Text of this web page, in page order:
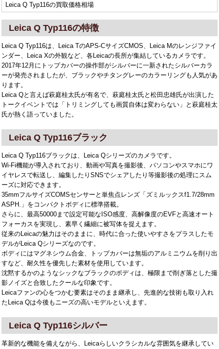
Leica Q Typ116の買取価格相場
Leica Q Typ116の特徴
Leica Q Typ116は、Leica TのAPS-CサイズCMOS、Leica Mのレンジファイ
ンダー、Leica Xの外観など、各Leicaの長所が集結しているカメラです。
2017年12月にトップカバーの操作部がシルバーに一新されたシルバーカラ
ーが発売されましたが、ブラックやチタングレーのカラーリングも人気があ
ります。
Leica Qと言えば萩庭桂太氏が有名で、萩庭桂太氏と松田忠雄氏が出演した
トークイベントでは「トリミングしても画質自体は変わらない」と萩庭桂太
氏が熱く語っていました。
Leica Q Typ116ブラック
Leica Q Typ116ブラックは、Leica Qシリーズのカメラです。
Wi-Fi機能が導入されており、動画や写真を撮影後、パソコンやスマホにワ
イヤレスで転送し、編集したりSNSでシェアしたり等撮影後の処理にスム
ーズに対応できます。
35mmフルサイズCOMSセンサーと単焦点レンズ「ズミルックスf1.7/28mm
ASPH.」をコンパクトボディに標準搭載。
さらに、最高50000まで設定可能なISO感度、高解像度のEVFと高速オート
フォーカスを実現し、素早く繊細に被写体を捉えます。
従来のLeicaの魅力はそのままに、時代に合った使いやすさをプラスしたモ
デルがLeica Qシリーズなのです。
ボディにはマグネシウム合金、トップカバーは無垢のアルミニウムを削り出
すなど、耐久性を優先した素材を使用しています。
沈黙するかのようなシックなブラックのボディは、極限まで削ぎ落とした撮
影ノイズと合致したクールな印象です。
Leicaファンの心をつかむ要素はそのまま継承し、先進的な技術も取り入れ
たLeica Qは今後もニーズの高いモデルといえます。
Leica Q Typ116シルバー
革新的な機能を備えながら、Leicaらしいクラシカルな雰囲気を継承してい